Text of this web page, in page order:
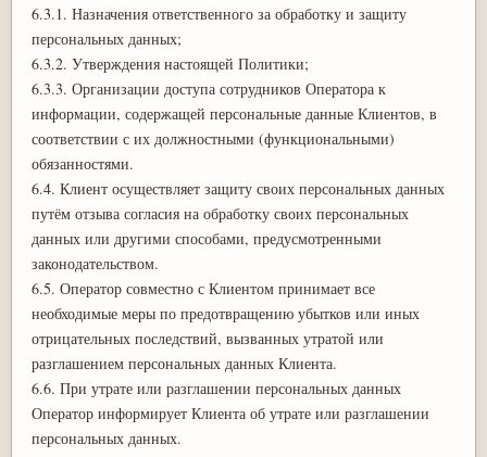
6.3.1. Назначения ответственного за обработку и защиту
персональных данных;
6.3.2. Утверждения настоящей Политики;
6.3.3. Организации доступа сотрудников Оператора к
информации, содержащей персональные данные Клиентов, в
соответствии с их должностными (функциональными)
обязанностями.
6.4. Клиент осуществляет защиту своих персональных данных
путём отзыва согласия на обработку своих персональных
данных или другими способами, предусмотренными
законодательством.
6.5. Оператор совместно с Клиентом принимает все
необходимые меры по предотвращению убытков или иных
отрицательных последствий, вызванных утратой или
разглашением персональных данных Клиента.
6.6. При утрате или разглашении персональных данных
Оператор информирует Клиента об утрате или разглашении
персональных данных.